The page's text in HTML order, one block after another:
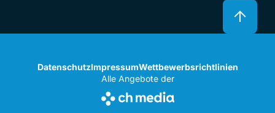
DatenschutzImpressumWettbewerbsrichtlinien
Alle Angebote der